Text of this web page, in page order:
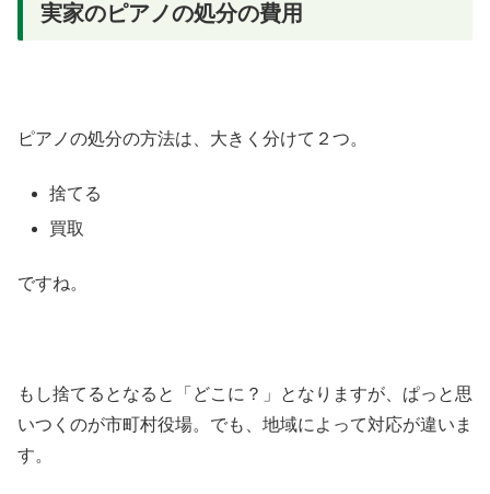
実家のピアノの処分の費用
ピアノの処分の方法は、大きく分けて２つ。
捨てる
買取
ですね。
もし捨てるとなると「どこに？」となりますが、ぱっと思
いつくのが市町村役場。でも、地域によって対応が違いま
す。